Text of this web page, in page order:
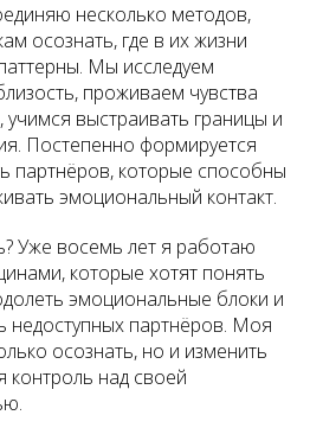
несколько методов,
осознать, где в их жизни
Мы исследуем
проживаем чувства
учимся выстраивать границы и
Постепенно формируется
партнёров, которые способны
эмоциональный контакт.
Уже восемь лет я работаю
которые хотят понять
эмоциональные блоки и
недоступных партнёров. Моя
осознать, но и изменить
над своей